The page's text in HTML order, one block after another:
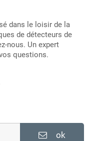
dans le loisir de la
de détecteurs de
nous. Un expert
questions.
ok